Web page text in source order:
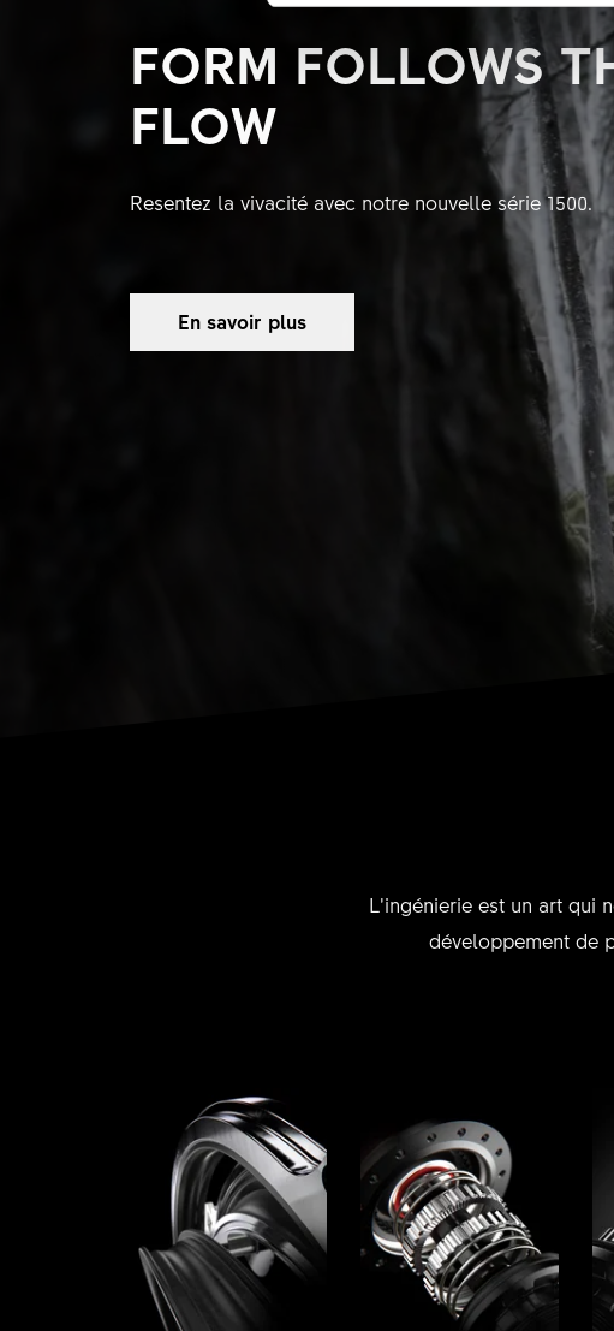
FORM FOLLOWS
FLOW
Resentez la vivacité avec notre nouvelle série 1500.
En savoir plus
L’ingénierie est un art qui
développement de